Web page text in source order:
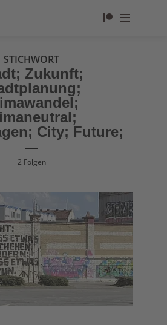
STICHWORT
Zukunft;
City; Future;
2 Folgen